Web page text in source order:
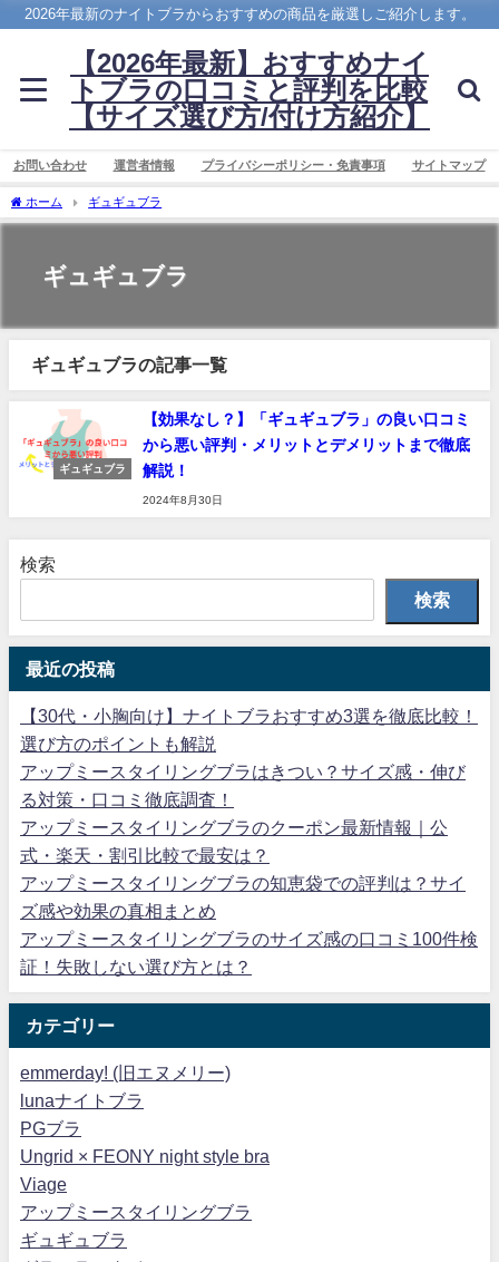
2026年最新のナイトブラからおすすめの商品を厳選しご紹介します。
【2026年最新】おすすめナイ
トブラの口コミと評判を比較
【サイズ選び方/付け方紹介】
お問い合わせ 運営者情報 プライバシーポリシー・免責事項 サイトマップ
ホーム ギュギュブラ
ギュギュブラ
ギュギュブラの記事一覧
ギュギュブラ
【効果なし？】「ギュギュブラ」の良い口コミ
から悪い評判・メリットとデメリットまで徹底
解説！
2024年8月30日
検索
検索
最近の投稿
【30代・小胸向け】ナイトブラおすすめ3選を徹底比較！
選び方のポイントも解説
アップミースタイリングブラはきつい？サイズ感・伸び
る対策・口コミ徹底調査！
アップミースタイリングブラのクーポン最新情報｜公
式・楽天・割引比較で最安は？
アップミースタイリングブラの知恵袋での評判は？サイ
ズ感や効果の真相まとめ
アップミースタイリングブラのサイズ感の口コミ100件検
証！失敗しない選び方とは？
カテゴリー
emmerday! (旧エヌメリー)
lunaナイトブラ
PGブラ
Ungrid × FEONY night style bra
Viage
アップミースタイリングブラ
ギュギュブラ